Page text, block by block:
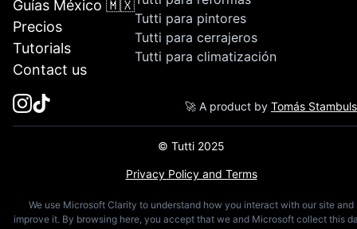
Guías México 🇲🇽
Precios
Tutorials
Contact us
Tutti para pintores
Tutti para cerrajeros
Tutti para climatización
🚀 A product by Tomás
© Tutti 2025
Privacy Policy and Terms
We use Microsoft Clarity to understand how you interact with our site and
improve it. By browsing here, you accept that we and Microsoft collect this